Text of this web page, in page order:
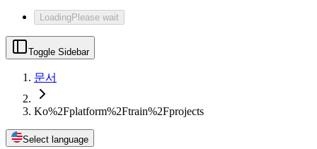
LoadingPlease wait
Toggle Sidebar
문서
Ko%2Fplatform%2Ftrain%2Fprojects
Select language